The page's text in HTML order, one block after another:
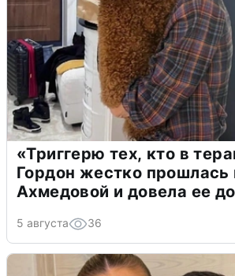
«Триггерю тех, кто в
Гордон жестко прошлась
Ахмедовой и довела ее
5 августа 36